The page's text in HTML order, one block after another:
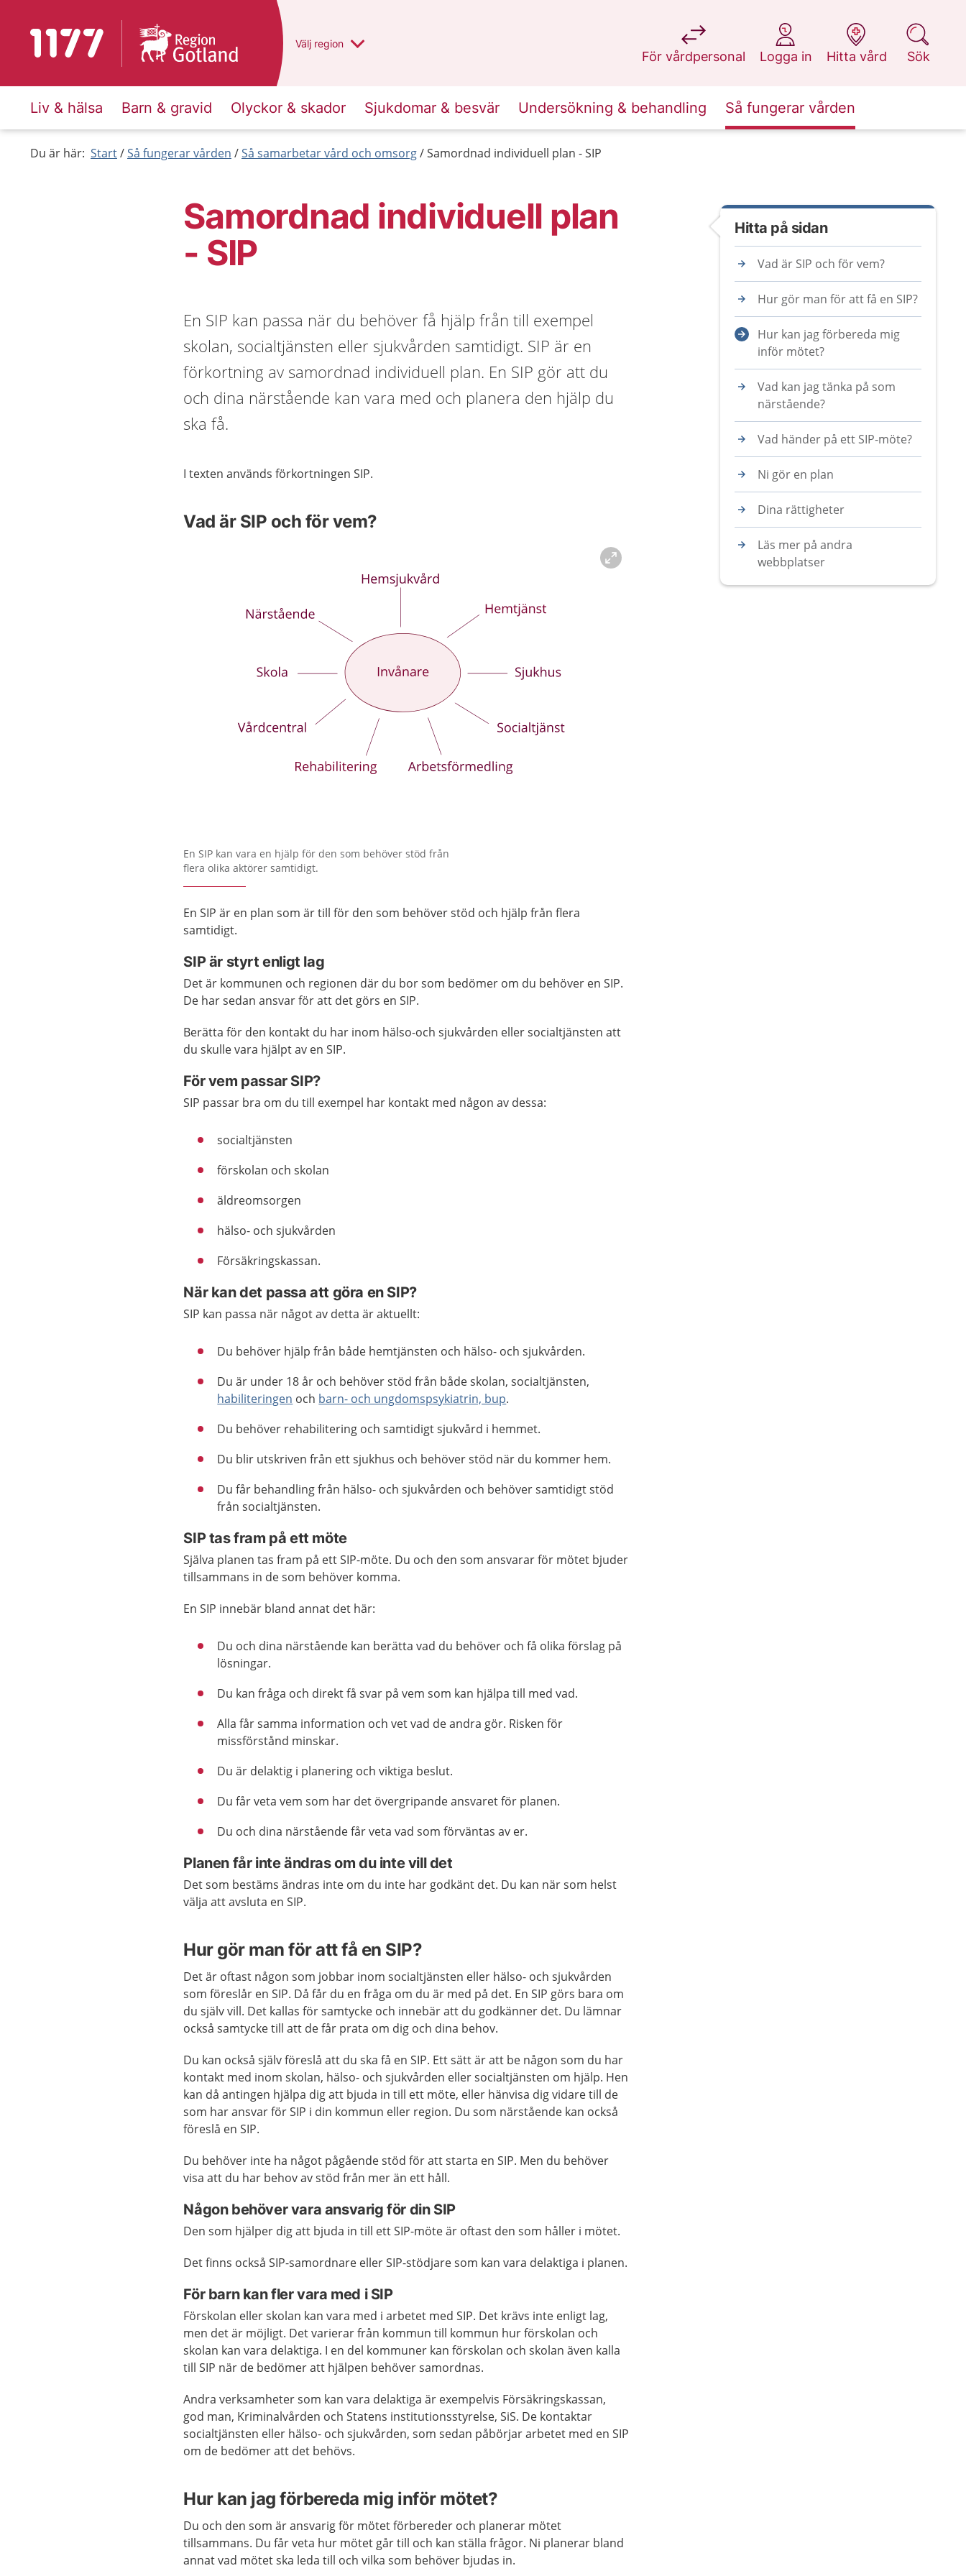
Till startsidan för 1177 Du har valt region
Välj en annan
region
För vårdpersonal
på 1177.se
Logga in
på 1177.se
Hitta vård
på 1177.se
Sök
på 1177.se
Liv & hälsa Barn & gravid Olyckor & skador Sjukdomar & besvär Undersökning & behandling Så fungerar vården
Du är här: Start Så fungerar vården Så samarbetar vård och omsorg Samordnad individuell plan - SIP
Samordnad individuell plan
- SIP
En SIP kan passa när du behöver få hjälp från till exempel
skolan, socialtjänsten eller sjukvården samtidigt. SIP är en
förkortning av samordnad individuell plan. En SIP gör att du
och dina närstående kan vara med och planera den hjälp du
ska få.
I texten används förkortningen SIP.
Vad är SIP och för vem?
Förstora bilden
En SIP kan vara en hjälp för den som behöver stöd från
flera olika aktörer samtidigt.
En SIP är en plan som är till för den som behöver stöd och hjälp från flera
samtidigt.
SIP är styrt enligt lag
Det är kommunen och regionen där du bor som bedömer om du behöver en SIP.
De har sedan ansvar för att det görs en SIP.
Berätta för den kontakt du har inom hälso-och sjukvården eller socialtjänsten att
du skulle vara hjälpt av en SIP.
För vem passar SIP?
SIP passar bra om du till exempel har kontakt med någon av dessa:
socialtjänsten
förskolan och skolan
äldreomsorgen
hälso- och sjukvården
Försäkringskassan.
När kan det passa att göra en SIP?
SIP kan passa när något av detta är aktuellt:
Du behöver hjälp från både hemtjänsten och hälso- och sjukvården.
Du är under 18 år och behöver stöd från både skolan, socialtjänsten,
habiliteringen och barn- och ungdomspsykiatrin, bup.
Du behöver rehabilitering och samtidigt sjukvård i hemmet.
Du blir utskriven från ett sjukhus och behöver stöd när du kommer hem.
Du får behandling från hälso- och sjukvården och behöver samtidigt stöd
från socialtjänsten.
SIP tas fram på ett möte
Själva planen tas fram på ett SIP-möte. Du och den som ansvarar för mötet bjuder
tillsammans in de som behöver komma.
En SIP innebär bland annat det här:
Du och dina närstående kan berätta vad du behöver och få olika förslag på
lösningar.
Du kan fråga och direkt få svar på vem som kan hjälpa till med vad.
Alla får samma information och vet vad de andra gör. Risken för
missförstånd minskar.
Du är delaktig i planering och viktiga beslut.
Du får veta vem som har det övergripande ansvaret för planen.
Du och dina närstående får veta vad som förväntas av er.
Planen får inte ändras om du inte vill det
Det som bestäms ändras inte om du inte har godkänt det. Du kan när som helst
välja att avsluta en SIP.
Hur gör man för att få en SIP?
Det är oftast någon som jobbar inom socialtjänsten eller hälso- och sjukvården
som föreslår en SIP. Då får du en fråga om du är med på det. En SIP görs bara om
du själv vill. Det kallas för samtycke och innebär att du godkänner det. Du lämnar
också samtycke till att de får prata om dig och dina behov.
Du kan också själv föreslå att du ska få en SIP. Ett sätt är att be någon som du har
kontakt med inom skolan, hälso- och sjukvården eller socialtjänsten om hjälp. Hen
kan då antingen hjälpa dig att bjuda in till ett möte, eller hänvisa dig vidare till de
som har ansvar för SIP i din kommun eller region. Du som närstående kan också
föreslå en SIP.
Du behöver inte ha något pågående stöd för att starta en SIP. Men du behöver
visa att du har behov av stöd från mer än ett håll.
Någon behöver vara ansvarig för din SIP
Den som hjälper dig att bjuda in till ett SIP-möte är oftast den som håller i mötet.
Det finns också SIP-samordnare eller SIP-stödjare som kan vara delaktiga i planen.
För barn kan fler vara med i SIP
Förskolan eller skolan kan vara med i arbetet med SIP. Det krävs inte enligt lag,
men det är möjligt. Det varierar från kommun till kommun hur förskolan och
skolan kan vara delaktiga. I en del kommuner kan förskolan och skolan även kalla
till SIP när de bedömer att hjälpen behöver samordnas.
Andra verksamheter som kan vara delaktiga är exempelvis Försäkringskassan,
god man, Kriminalvården och Statens institutionsstyrelse, SiS. De kontaktar
socialtjänsten eller hälso- och sjukvården, som sedan påbörjar arbetet med en SIP
om de bedömer att det behövs.
Hur kan jag förbereda mig inför mötet?
Du och den som är ansvarig för mötet förbereder och planerar mötet
tillsammans. Du får veta hur mötet går till och kan ställa frågor. Ni planerar bland
annat vad mötet ska leda till och vilka som behöver bjudas in.
Hitta på sidan
Vad är SIP och för vem?
Hur gör man för att få en SIP?
Hur kan jag förbereda mig
inför mötet?
Vad kan jag tänka på som
närstående?
Vad händer på ett SIP-möte?
Ni gör en plan
Dina rättigheter
Läs mer på andra
webbplatser